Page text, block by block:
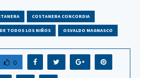
COSTANERA CONCORDIA
TODOS LOS NIÑOS OSVALDO MAGNASCO
0